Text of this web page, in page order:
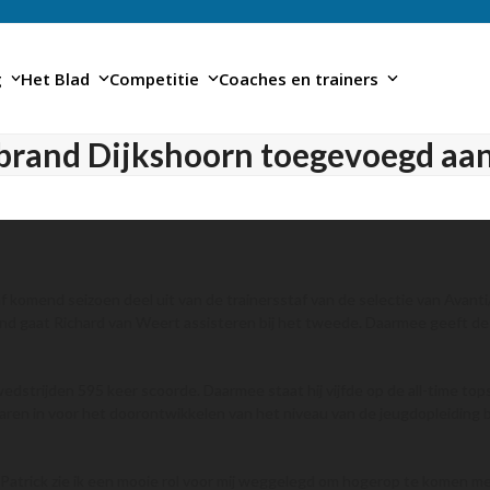
Het Blad Competitie Coaches en trainers
Dijkshoorn toegevoegd